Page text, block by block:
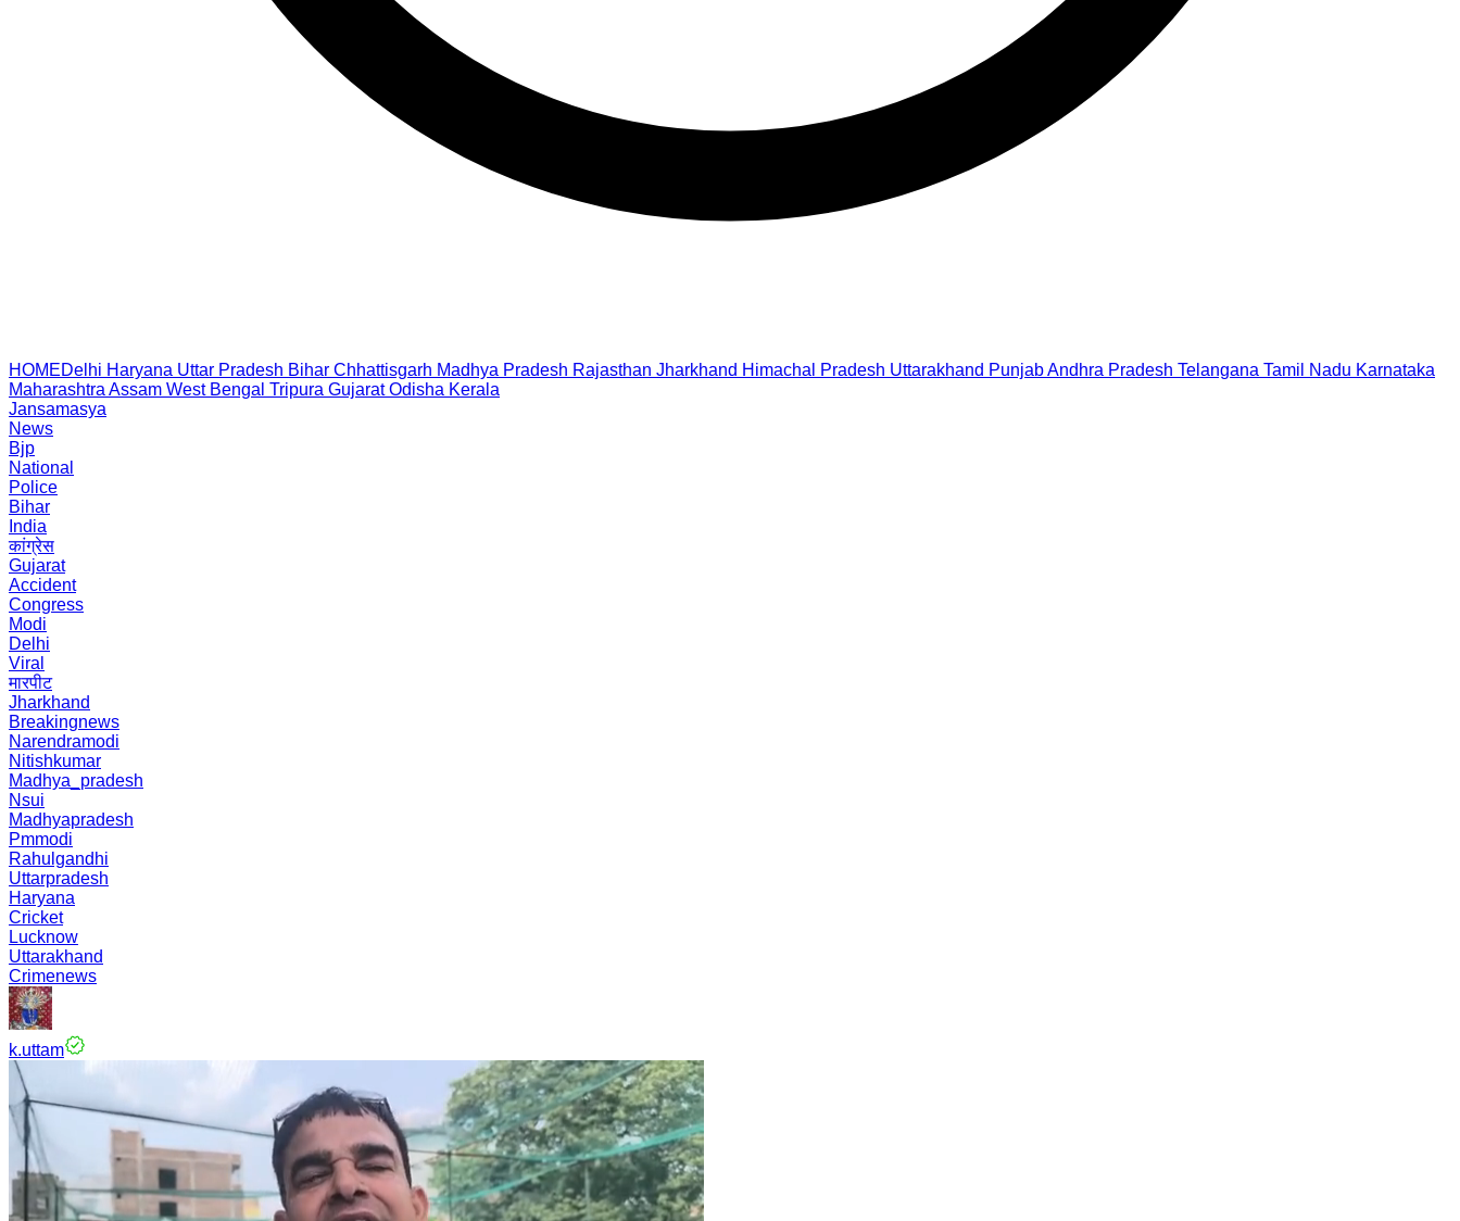
HOMEDelhi Haryana Uttar Pradesh Bihar Chhattisgarh Madhya Pradesh Rajasthan Jharkhand Himachal Pradesh Uttarakhand PunjabAndhra Pradesh Telangana Tamil Nadu Karnataka
Maharashtra Assam West Bengal Tripura Gujarat Odisha Kerala
Jansamasya
News
Bjp
National
Police
Bihar
India
कांग्रेस
Gujarat
Accident
Congress
Modi
Delhi
Viral
मारपीट
Jharkhand
Breakingnews
Narendramodi
Nitishkumar
Madhya_pradesh
Nsui
Madhyapradesh
Pmmodi
Rahulgandhi
Uttarpradesh
Haryana
Cricket
Lucknow
Uttarakhand
Crimenews
k.uttam